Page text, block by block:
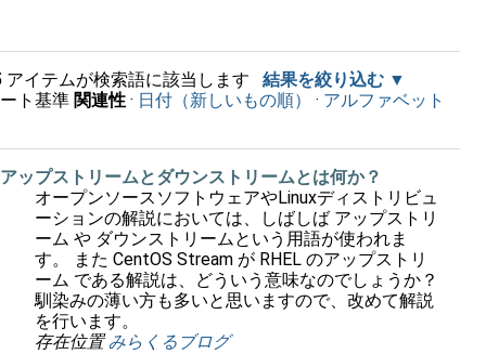
アイテムが検索語に該当します
結果を絞り込む
ト基準 関連性 · 日付（新しいもの順） · アルファベット
アップストリームとダウンストリームとは何か？
オープンソースソフトウェアやLinuxディストリビュ
ーションの解説においては、しばしば アップストリ
ーム や ダウンストリームという用語が使われま
す。 また CentOS Stream が RHEL のアップストリ
ーム である解説は、どういう意味なのでしょうか？
馴染みの薄い方も多いと思いますので、改めて解説
を行います。
存在位置 みらくるブログ